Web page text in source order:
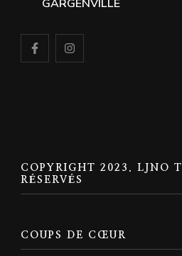
GARGENVILLE
COPYRIGHT 2023. LJNO
RÉSERVÉS
COUPS DE CŒUR